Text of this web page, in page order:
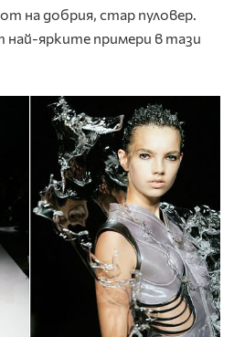
на добрия, стар пуловер.
най-ярките примери в тази